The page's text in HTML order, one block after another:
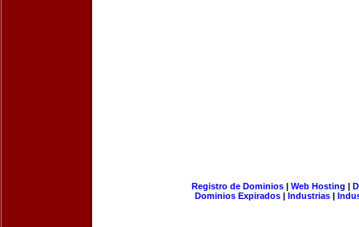
Registro de Dominios| Web Hosting |
Dominios Expirados | Industrias |